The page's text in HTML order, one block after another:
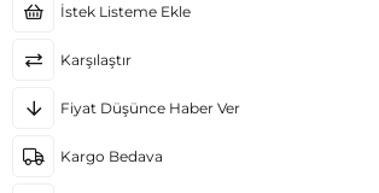
İstek Listeme Ekle
Karşılaştır
Fiyat Düşünce Haber Ver
Kargo Bedava